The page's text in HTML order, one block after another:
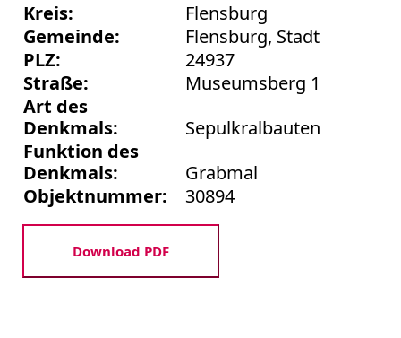
Kreis:
Flensburg
Gemeinde:
Flensburg, Stadt
PLZ:
24937
Straße:
Museumsberg 1
Art des
Denkmals:
Sepulkralbauten
Funktion des
Denkmals:
Grabmal
Objektnummer:
30894
Download PDF